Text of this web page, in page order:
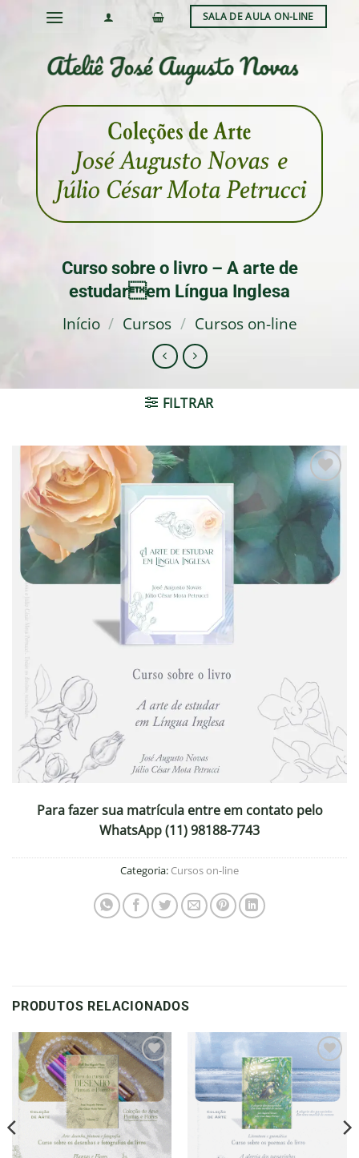
SALA DE AULA ON-LINE
Curso sobre o livro – A arte de
estudarem Língua Inglesa
Início / Cursos / Cursos on-line
FILTRAR
Adicionar
à lista de
desejos
Para fazer sua matrícula entre em contato pelo
WhatsApp (11) 98188-7743
Categoria: Cursos on-line
PRODUTOS RELACIONADOS
Adicionar
à lista de
desejos
Adicionar
à lista de
desejos